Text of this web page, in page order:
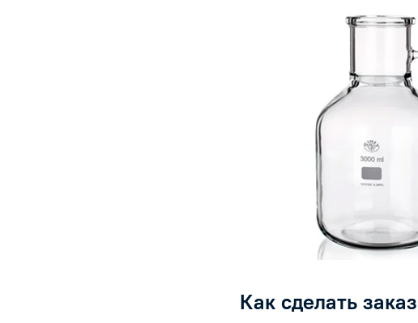
Как сделать заказ